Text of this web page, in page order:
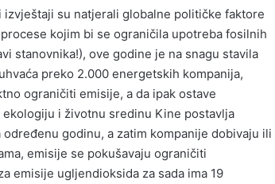
su natjerali globalne političke faktore
kojim bi se ograničila upotreba fosilnih
stanovnika!), ove godine je na snagu stavila
preko 2.000 energetskih kompanija,
ograničiti emisije, a da ipak ostave
i životnu sredinu Kine postavlja
godinu, a zatim kompanije dobivaju ili
emisije se pokušavaju ograničiti
emisije ugljendioksida za sada ima 19